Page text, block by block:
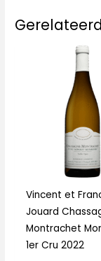
Vincent et
Jouard
Montrachet
1er Cru 2022